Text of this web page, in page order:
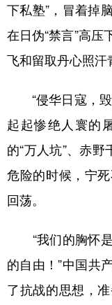
下私塾”，冒着掉
在日伪“禁言”高压
飞和留取丹心照汗
“侵华日寇，毁
起起惨绝人寰的
的“万人坑”、赤
危险的时候，宁
回荡。
“我们的胸怀是
的自由！”中国共
了抗战的思想，